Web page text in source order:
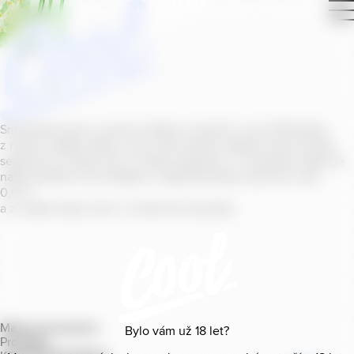
Bylo vám už 18 let?
Smícháním piva s ovocnou šťávou vytvořil v roce
z našich sládků
segmentu na bázi piva v České republice. V současné době se
naše portfolio Cool skládá z nealkoholických příchutí s alk.
0
a z nealko řady Cool+ s funkčními benefity.
Mapa provozoven
Produkty